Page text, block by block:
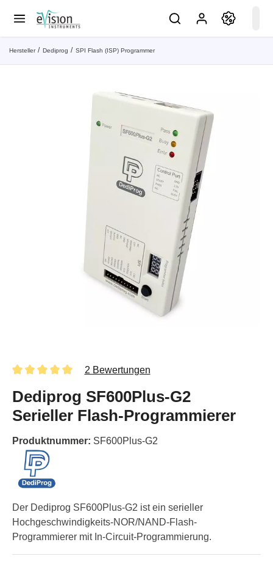
Hersteller Dediprog SPI Flash (ISP) Programmer
2 Bewertungen
Dediprog SF600Plus-G2
Serieller Flash-Programmierer
Produktnummer: SF600Plus-G2
Der Dediprog SF600Plus-G2 ist ein serieller
Hochgeschwindigkeits-NOR/NAND-Flash-
Programmierer mit In-Circuit-Programmierung.